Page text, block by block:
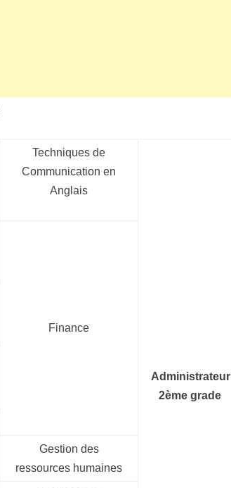
Administrateur
2ème grade
Techniques de
Communication en
Anglais
Finance
Gestion des
ressources humaines